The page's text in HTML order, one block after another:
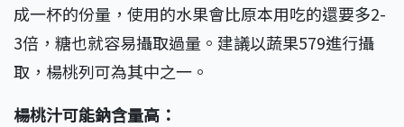
成一杯的份量，使用的水果會比原本用吃的還要多2-
3倍，糖也就容易攝取過量。建議以蔬果579進行攝
取，楊桃列可為其中之一。
楊桃汁可能鈉含量高：